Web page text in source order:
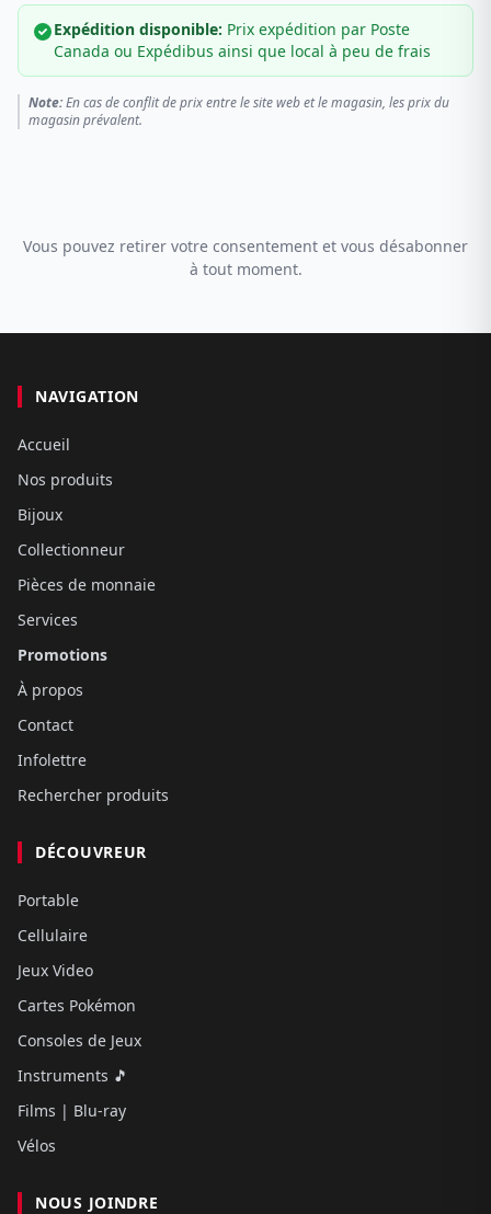
Expédition disponible: Prix expédition par Poste
Canada ou Expédibus ainsi que local à peu de frais
Note:En cas de conflit de prix entre le site web et le magasin, les prix du
magasin prévalent.
Vous pouvez retirer votre consentement et vous désabonner
à tout moment.
NAVIGATION
Accueil
Nos produits
Bijoux
Collectionneur
Pièces de monnaie
Services
Promotions
À propos
Contact
Infolettre
Rechercher produits
DÉCOUVREUR
Portable
Cellulaire
Jeux Video
Cartes Pokémon
Consoles de Jeux
Instruments 🎵
Films | Blu-ray
Vélos
NOUS JOINDRE